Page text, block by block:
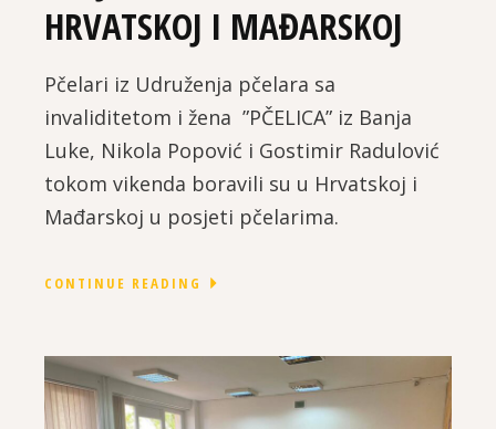
HRVATSKOJ I MAĐARSKOJ
Pčelari iz Udruženja pčelara sa
invaliditetom i žena ”PČELICA” iz Banja
Luke, Nikola Popović i Gostimir Radulović
tokom vikenda boravili su u Hrvatskoj i
Mađarskoj u posjeti pčelarima.
CONTINUE READING